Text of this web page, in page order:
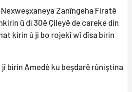
Nexweşxaneya Zanîngeha Firatê
û di 30ê Çileyê de careke din
kirin û ji bo rojekî wî dîsa birin
birin Amedê ku beşdarê rûniştina